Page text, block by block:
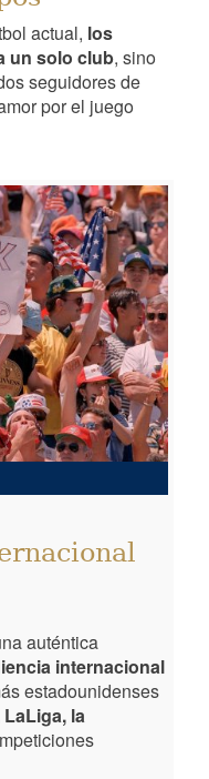
actual, los
un solo club, sino
seguidores de
por el juego
auténtica
internacional
estadounidenses
la